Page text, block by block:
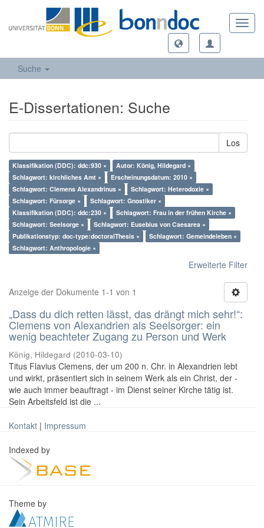
Suche
E-Dissertationen: Suche
Los
Klassifikation (DDC): ddc:930 ×
Autor: König, Hildegard ×
Schlagwort: kirchliches Amt ×
Erscheinungsdatum: 2010 ×
Schlagwort: Clemens Alexandrinus ×
Schlagwort: Heterodoxie ×
Schlagwort: Fürsorge ×
Schlagwort: Gnostiker ×
Klassifikation (DDC): ddc:230 ×
Schlagwort: Frau in der frühen Kirche ×
Schlagwort: Seelsorge ×
Schlagwort: Eusebius von Caesarea ×
Publikationstyp: doc-type:doctoralThesis ×
Schlagwort: Gemeindeleben ×
Schlagwort: Anthropologie ×
Erweiterte Filter
Anzeige der Dokumente 1-1 von 1
„Dass du dich retten lässt, das drängt mich sehr!“:
Clemens von Alexandrien als Seelsorger: ein
wenig beachteter Zugang zu Person und Werk
König, Hildegard (2010-03-10)
Titus Flavius Clemens, der um 200 n. Chr. in Alexandrien lebt
und wirkt, präsentiert sich in seinem Werk als ein Christ, der -
wie auch immer beauftragt - im Dienst seiner Kirche tätig ist.
Sein Arbeitsfeld ist die ...
Kontakt | Impressum
Indexed by
Theme by